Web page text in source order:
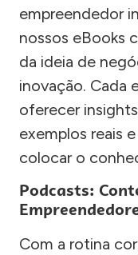
empreendedor
nossos eBooks
da ideia de
inovação. Cada
oferecer
exemplos reais
colocar o
Podcasts:
Com a rotina